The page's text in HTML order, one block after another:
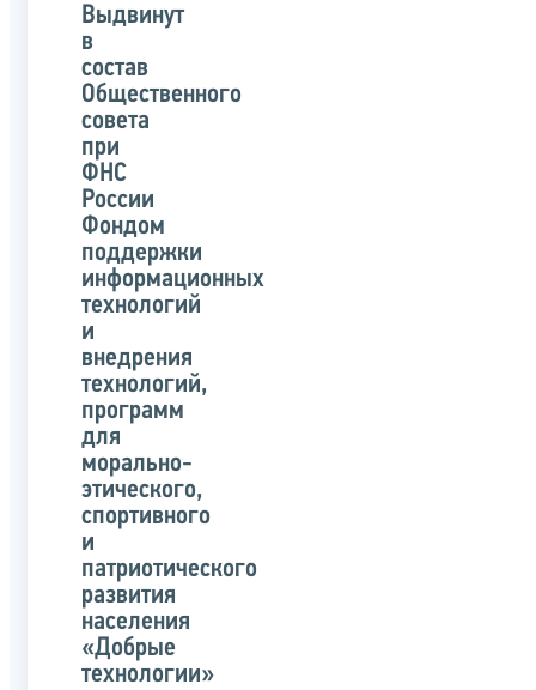
Выдвинут
в
состав
Общественного
совета
при
ФНС
России
Фондом
поддержки
информационных
технологий
и
внедрения
технологий,
программ
для
морально-
этического,
спортивного
и
патриотического
развития
населения
«Добрые
технологии»